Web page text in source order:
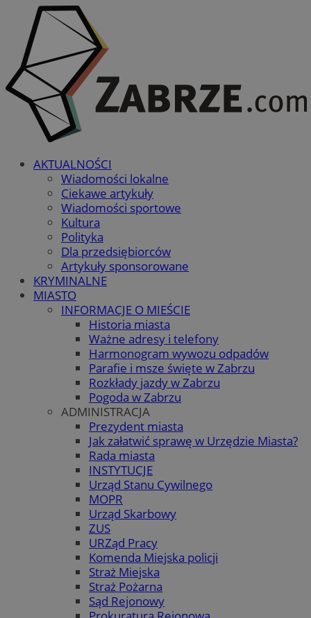
AKTUALNOŚCI
Wiadomości lokalne
Ciekawe artykuły
Wiadomości sportowe
Kultura
Polityka
Dla przedsiębiorców
Artykuły sponsorowane
KRYMINALNE
MIASTO
INFORMACJE O MIEŚCIE
Historia miasta
Ważne adresy i telefony
Harmonogram wywozu odpadów
Parafie i msze święte w Zabrzu
Rozkłady jazdy w Zabrzu
Pogoda w Zabrzu
ADMINISTRACJA
Prezydent miasta
Jak załatwić sprawę w Urzędzie Miasta?
Rada miasta
INSTYTUCJE
Urząd Stanu Cywilnego
MOPR
Urząd Skarbowy
ZUS
URZąd Pracy
Komenda Miejska policji
Straż Miejska
Straż Pożarna
Sąd Rejonowy